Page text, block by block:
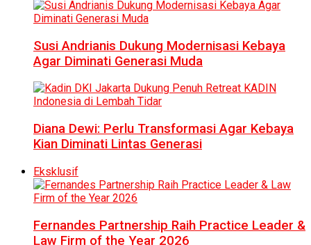
Susi Andrianis Dukung Modernisasi Kebaya
Agar Diminati Generasi Muda
Diana Dewi: Perlu Transformasi Agar Kebaya
Kian Diminati Lintas Generasi
Eksklusif
Fernandes Partnership Raih Practice Leader &
Law Firm of the Year 2026